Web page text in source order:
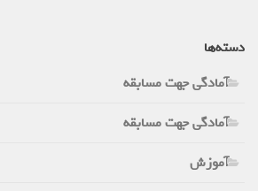
دسته‌ها
آمادگی جهت مسابقه
آمادگی جهت مسابقه
آموزش